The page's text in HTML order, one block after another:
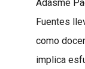
Adasme
Fuentes
como
implica